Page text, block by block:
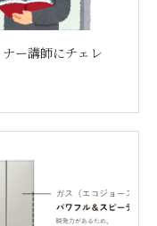
ー講師にチェレ